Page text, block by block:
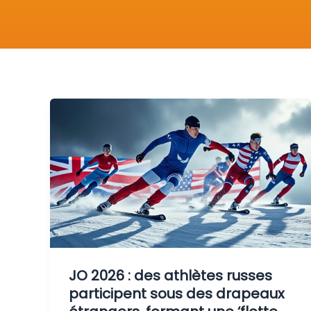
JO 2026 : des athlètes russes
participent sous des drapeaux